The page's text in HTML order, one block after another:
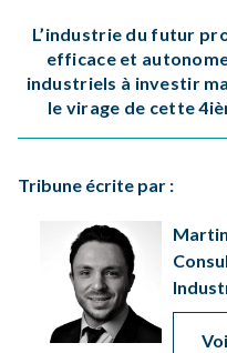
L’industrie du futur
efficace et
industriels à investir
le virage de cette
Tribune écrite par :